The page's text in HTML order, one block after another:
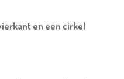
en een cirkel